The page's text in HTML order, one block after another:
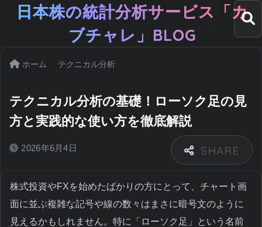
日本株の統計分析サービス「カ
ブチャレ」BLOG
ホーム テクニカル分析
テクニカル分析の基礎！ローソク足の見
方と実践的な使い方を徹底解説
2026年6月4日
株式投資やFXを始めたばかりの方にとって、チャート画
面に並ぶ複雑な記号や線の数々はまさに暗号文のように
見えるかもしれません。特に「ローソク足」という名前